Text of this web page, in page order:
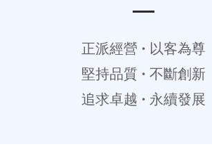
正派經營 • 以客為尊
堅持品質 • 不斷創新
追求卓越 • 永續發展